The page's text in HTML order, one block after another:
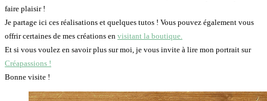
faire plaisir !
Je partage ici ces réalisations et quelques tutos ! Vous pouvez également vous
offrir certaines de mes créations en visitant la boutique.
Et si vous voulez en savoir plus sur moi, je vous invite à lire mon portrait sur
Créapassions !
Bonne visite !